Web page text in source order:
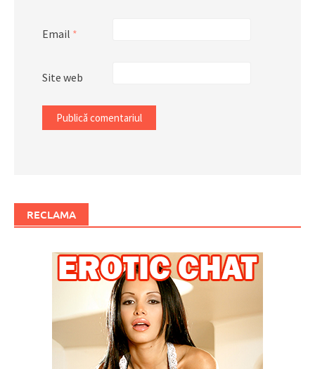
Email *
Site web
RECLAMA